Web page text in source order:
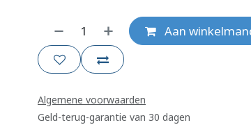
Aan
Algemene voorwaarden
Geld-terug-garantie van 30 dagen